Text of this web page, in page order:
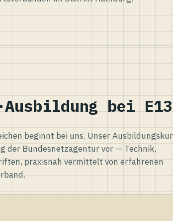
Ausbildung bei E13
beginnt bei uns. Unser
der Bundesnetzagentur vor — Technik,
praxisnah vermittelt von erfahrenen